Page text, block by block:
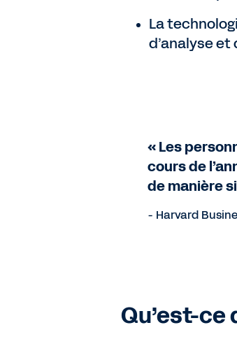
La
d’analyse
« Les
cours de
de manière
- Harvard
Qu’est-